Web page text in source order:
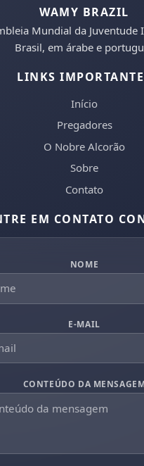
WAMY BRAZIL
Mundial da Juventude
Brasil, em árabe e
LINKS
Início
Pregadores
O Nobre Alcorão
Sobre
Contato
EM CONTATO
NOME
E-MAIL
CONTEÚDO DA